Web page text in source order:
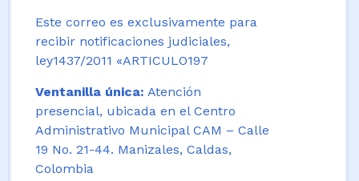
Este correo es exclusivamente para
recibir notificaciones judiciales,
ley1437/2011 «ARTICULO197
Ventanilla única: Atención
presencial, ubicada en el Centro
Administrativo Municipal CAM – Calle
19 No. 21-44. Manizales, Caldas,
Colombia